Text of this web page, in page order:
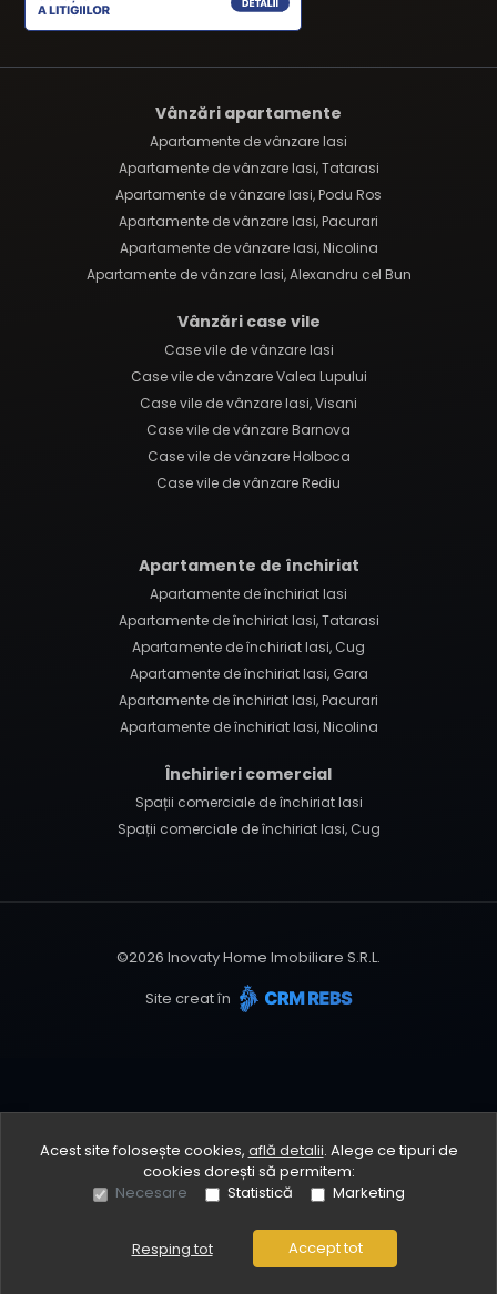
Sună acum Solicită vizionare
Vânzări apartamente
Apartamente de vânzare Iasi
Apartamente de vânzare Iasi, Tatarasi
Apartamente de vânzare Iasi, Podu Ros
Apartamente de vânzare Iasi, Pacurari
Apartamente de vânzare Iasi, Nicolina
Apartamente de vânzare Iasi, Alexandru cel Bun
Vânzări case vile
Case vile de vânzare Iasi
Case vile de vânzare Valea Lupului
Case vile de vânzare Iasi, Visani
Case vile de vânzare Barnova
Case vile de vânzare Holboca
Case vile de vânzare Rediu
Apartamente de închiriat
Apartamente de închiriat Iasi
Apartamente de închiriat Iasi, Tatarasi
Apartamente de închiriat Iasi, Cug
Apartamente de închiriat Iasi, Gara
Apartamente de închiriat Iasi, Pacurari
Apartamente de închiriat Iasi, Nicolina
Închirieri comercial
Spații comerciale de închiriat Iasi
Spații comerciale de închiriat Iasi, Cug
©2026 Inovaty Home Imobiliare S.R.L.
Site creat în
Acest site folosește cookies, află detalii. Alege ce tipuri de
cookies dorești să permitem:
Necesare
Statistică Marketing
Resping tot Accept tot